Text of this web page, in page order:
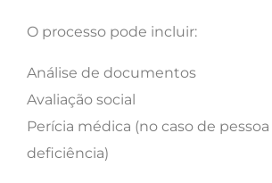
O processo pode incluir:
Análise de documentos
Avaliação social
Perícia médica (no caso de
deficiência)